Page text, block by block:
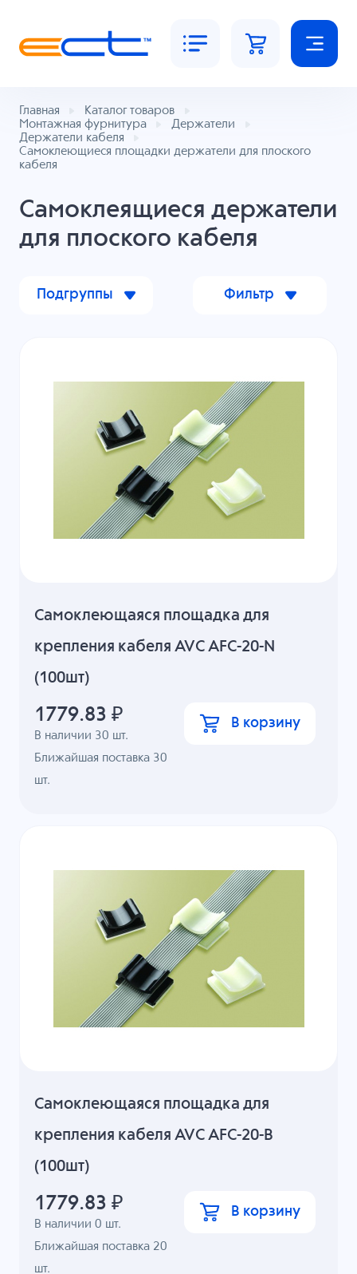
Главная
Каталог товаров
Монтажная фурнитура
Держатели
Держатели кабеля
Самоклеющиеся площадки держатели для плоского
кабеля
Самоклеящиеся держатели
для плоского кабеля
Подгруппы Фильтр
Cамоклеющаяся площадка для
крепления кабеля AVC AFC-20-N
(100шт)
В наличии 30 шт.
Ближайшая поставка 30
шт.
1779.83 ₽ В корзину
Cамоклеющаяся площадка для
крепления кабеля AVC AFC-20-B
(100шт)
В наличии0 шт.
Ближайшая поставка 20
шт.
1779.83 ₽ В корзину